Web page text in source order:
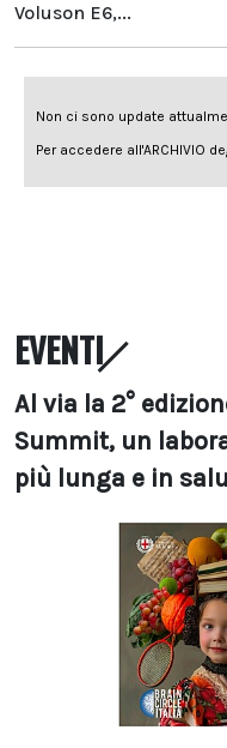
Voluson E6,...
EVENTI
Al via la 2°
Summit, un
più lunga e in